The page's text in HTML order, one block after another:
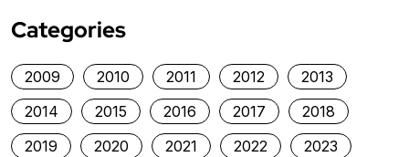
Categories
2009 2010 2011 2012
2013
2014
2015 2016 2017
2018
2019
2020 2021 2022
2023